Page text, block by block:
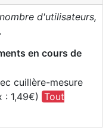
d'utilisateurs,
en cours de
cuillère-mesure
: 1,49€) Tout